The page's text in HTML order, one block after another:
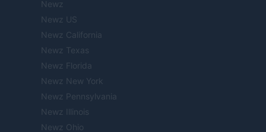
Newz
Newz US
Newz California
Newz Texas
Newz Florida
Newz New York
Newz Pennsylvania
Newz Illinois
Newz Ohio